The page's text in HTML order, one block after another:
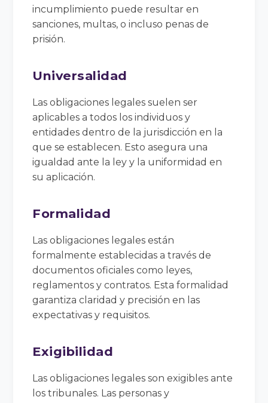
incumplimiento puede resultar en
sanciones, multas, o incluso penas de
prisión.
Universalidad
Las obligaciones legales suelen ser
aplicables a todos los individuos y
entidades dentro de la jurisdicción en la
que se establecen. Esto asegura una
igualdad ante la ley y la uniformidad en
su aplicación.
Formalidad
Las obligaciones legales están
formalmente establecidas a través de
documentos oficiales como leyes,
reglamentos y contratos. Esta formalidad
garantiza claridad y precisión en las
expectativas y requisitos.
Exigibilidad
Las obligaciones legales son exigibles ante
los tribunales. Las personas y